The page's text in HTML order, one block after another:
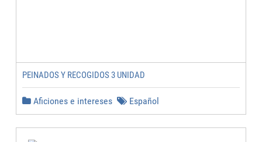
PEINADOS Y RECOGIDOS 3 UNIDAD
Aficiones e intereses Español